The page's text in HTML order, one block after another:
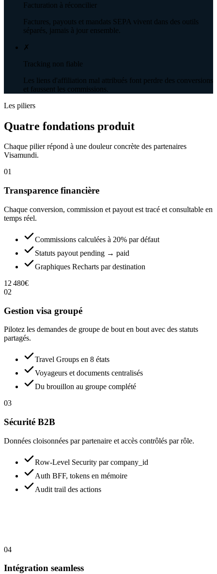
Facturation à réconcilier
Factures, payouts et mandats SEPA vivent dans des outils
séparés, jamais à jour ensemble.
✗
Tracking non fiable
Les liens d'affiliation mal attribués font perdre des conversions
et faussent les commissions.
Les piliers
Quatre fondations produit
Chaque pilier répond à une douleur concrète des partenaires
Visamundi.
01
Transparence financière
Chaque conversion, commission et payout est tracé et consultable en
temps réel.
Commissions calculées à 20% par défaut
Statuts payout pending → paid
Graphiques Recharts par destination
12 480€
02
Gestion visa groupé
Pilotez les demandes de groupe de bout en bout avec des statuts
partagés.
Travel Groups en 8 états
Voyageurs et documents centralisés
Du brouillon au groupe complété
03
Sécurité B2B
Données cloisonnées par partenaire et accès contrôlés par rôle.
Row-Level Security par company_id
Auth BFF, tokens en mémoire
Audit trail des actions
04
Intégration seamless